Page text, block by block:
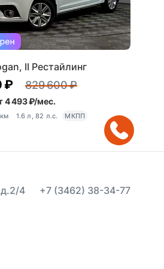
II Рестайлинг
₽ 829 600 ₽
4 493 ₽/мес.
1.6 л, 82 л.с. МКПП
д.2/4 +7 (3462) 38-34-77